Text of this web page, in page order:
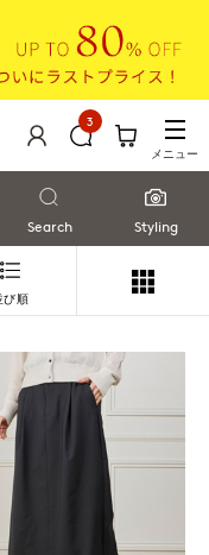
3
メニュー
Search Styling
び順